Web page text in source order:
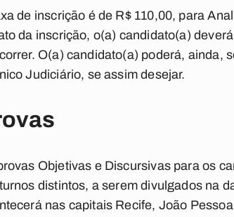
de inscrição é de R$ 110,00, para
da inscrição, o(a) candidato(a)
O(a) candidato(a) poderá, ainda,
Judiciário, se assim desejar.
Objetivas e Discursivas para os
distintos, a serem divulgados na
nas capitais Recife, João